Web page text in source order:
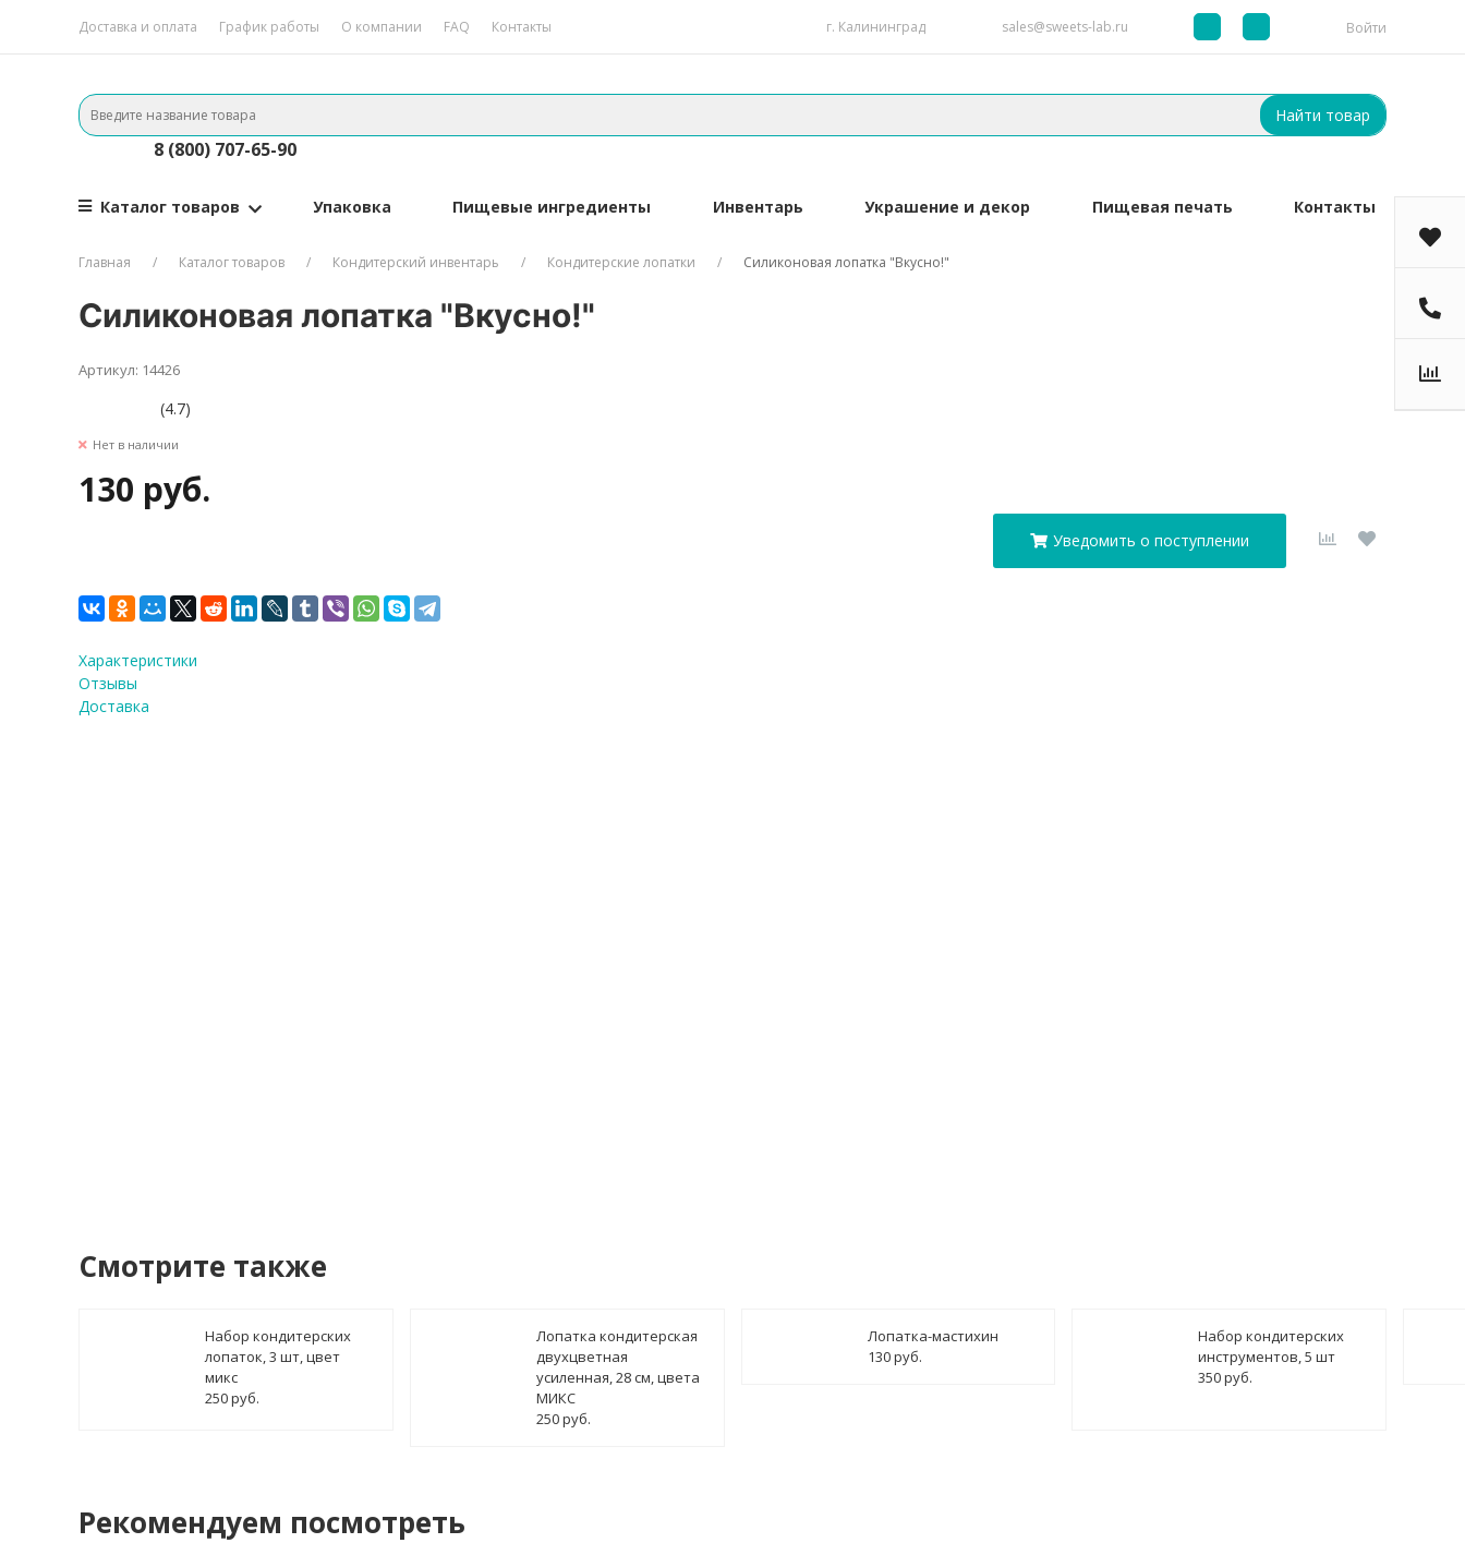
Доставка и оплата График работы О компании FAQ Контакты г. Калининград sales@sweets-lab.ru Войти
Найти товар
8 (800) 707-65-90
Каталог товаров Упаковка Пищевые ингредиенты Инвентарь Украшение и декор Пищевая печать Контакты
Главная Каталог товаров Кондитерский инвентарь Кондитерские лопатки Силиконовая лопатка "Вкусно!"
Силиконовая лопатка "Вкусно!"
Артикул: 14426
(4.7)
Нет в наличии
130 руб.
Уведомить о поступлении
Характеристики
Отзывы
Доставка
Смотрите также
Набор кондитерских
лопаток, 3 шт, цвет
микс
250 руб.
Лопатка кондитерская
двухцветная
усиленная, 28 см, цвета
МИКС
250 руб.
Лопатка-мастихин
130 руб.
Набор кондитерских
инструментов, 5 шт
350 руб.
Рекомендуем посмотреть